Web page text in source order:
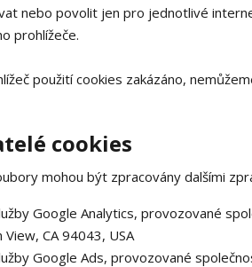
nebo povolit jen pro jednotlivé
prohlížeče.
použití cookies zakázáno,
cookies
mohou být zpracovány dalšími
Google Analytics, provozované
CA 94043, USA
Google Ads, provozované